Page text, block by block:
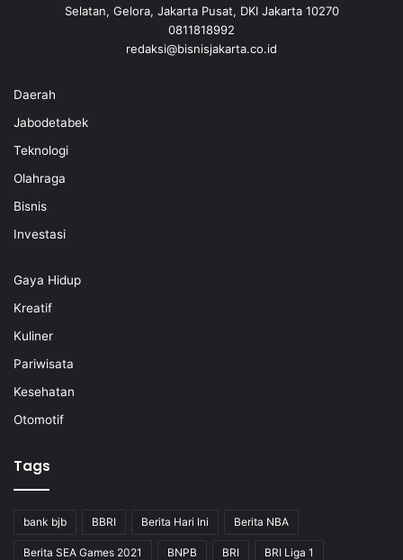
Selatan, Gelora, Jakarta Pusat, DKI Jakarta 10270
0811818992
redaksi@bisnisjakarta.co.id
Daerah
Jabodetabek
Teknologi
Olahraga
Bisnis
Investasi
Gaya Hidup
Kreatif
Kuliner
Pariwisata
Kesehatan
Otomotif
Tags
bank bjb BBRI Berita Hari Ini Berita NBA
Berita SEA Games 2021 BNPB BRI BRI Liga 1